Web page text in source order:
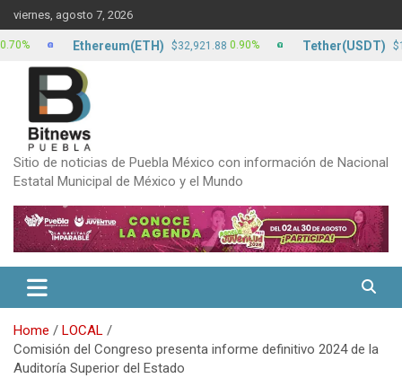
Skip
to
content
viernes, agosto 7, 2026
Sitio de noticias de Puebla México con información de Nacional
Estatal Municipal de México y el Mundo
Home
LOCAL
Comisión del Congreso presenta informe definitivo 2024 de la
Auditoría Superior del Estado
Ethereum(ETH) $32,921.88 0.90% Tether(USDT) $17.15